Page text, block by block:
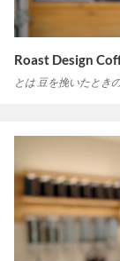
Roast Design
とは 豆を挽いたとき